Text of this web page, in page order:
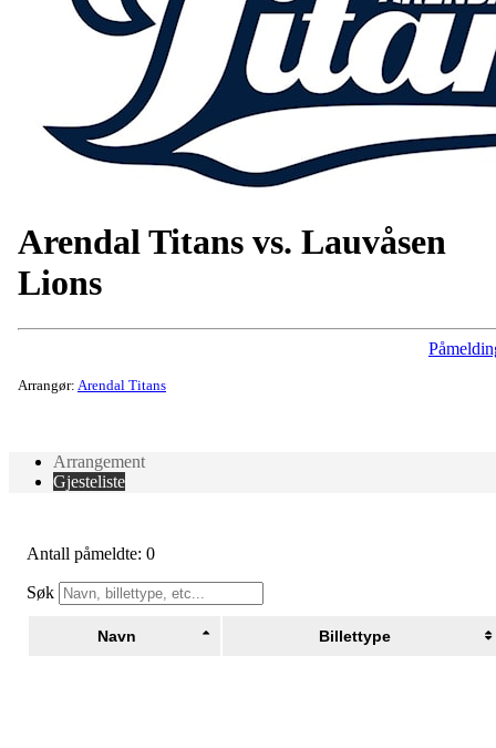
Arendal Titans vs. Lauvåsen
Lions
Arrangør: Arendal Titans
Arrangement
Gjesteliste
Antall påmeldte: 0
Søk
Navn Billettype